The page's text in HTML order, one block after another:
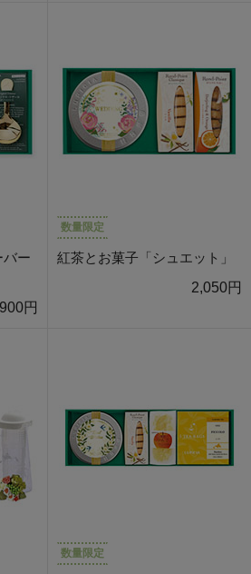
バー
円
数量限定
紅茶とお菓子「シュエット」
2,050円
数量限定